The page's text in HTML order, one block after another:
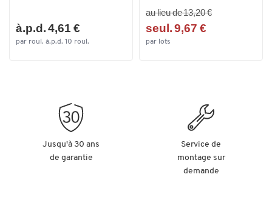
à.p.d. 4,61 €
par roul. à.p.d. 10 roul.
au lieu de 13,20 €
seul. 9,67 €
par lots
Jusqu'à 30 ans
de garantie
Service de
montage sur
demande